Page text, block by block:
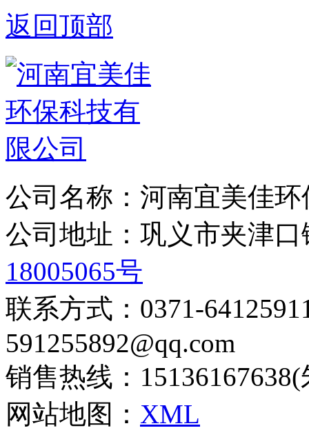
返回顶部
公司名称：河南宜美佳
公司地址：巩义市夹
18005065号
联系方式：0371-
591255892@qq.com
销售热线：
网站地图： XML